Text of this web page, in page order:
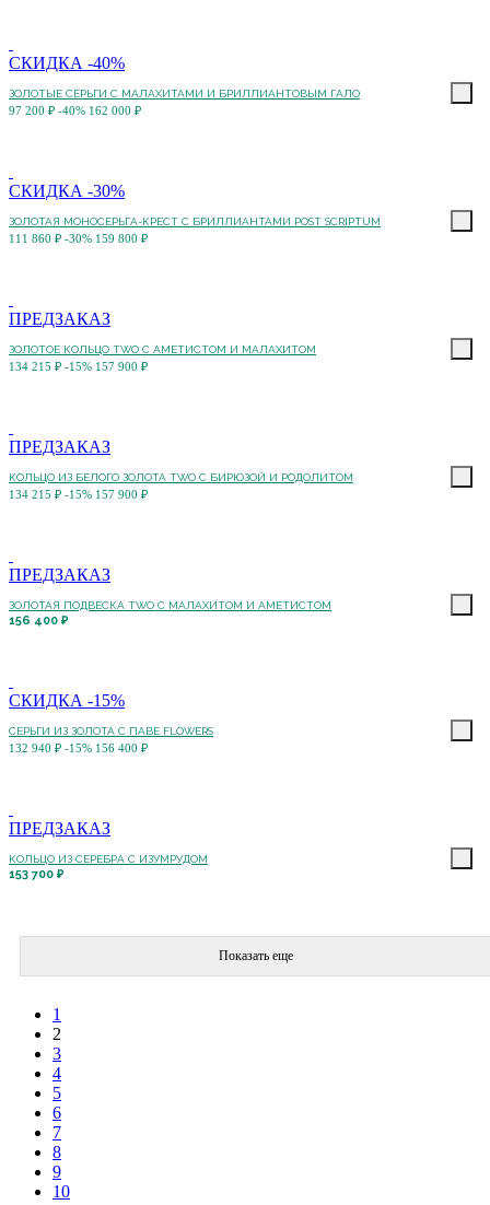
СКИДКА -40%
ЗОЛОТЫЕ СЕРЬГИ С МАЛАХИТАМИ И БРИЛЛИАНТОВЫМ ГАЛО
97 200 ₽ -40% 162 000 ₽
СКИДКА -30%
ЗОЛОТАЯ МОНОСЕРЬГА-КРЕСТ С БРИЛЛИАНТАМИ POST SCRIPTUM
111 860 ₽ -30% 159 800 ₽
ПРЕДЗАКАЗ
ЗОЛОТОЕ КОЛЬЦО TWO С АМЕТИСТОМ И МАЛАХИТОМ
134 215 ₽ -15% 157 900 ₽
ПРЕДЗАКАЗ
КОЛЬЦО ИЗ БЕЛОГО ЗОЛОТА TWO С БИРЮЗОЙ И РОДОЛИТОМ
134 215 ₽ -15% 157 900 ₽
ПРЕДЗАКАЗ
ЗОЛОТАЯ ПОДВЕСКА TWO С МАЛАХИТОМ И АМЕТИСТОМ
156 400 ₽
СКИДКА -15%
СЕРЬГИ ИЗ ЗОЛОТА С ПАВЕ FLOWERS
132 940 ₽ -15% 156 400 ₽
ПРЕДЗАКАЗ
КОЛЬЦО ИЗ СЕРЕБРА С ИЗУМРУДОМ
153 700 ₽
Показать еще
1
2
3
4
5
6
7
8
9
10